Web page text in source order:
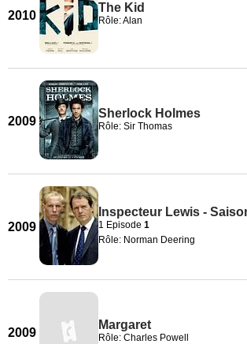
2010
The Kid
Rôle: Alan
2009
Sherlock Holmes
Rôle: Sir Thomas
2009
Inspecteur Lewis -
1 Episode 1
Rôle: Norman Deering
2009
Margaret
Rôle: Charles Powell